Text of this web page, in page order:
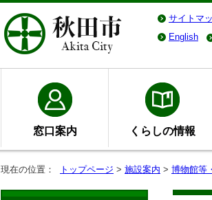
サイトマ
English
窓口案内 くらしの情報
現在の位置： トップページ > 施設案内 > 博物館等